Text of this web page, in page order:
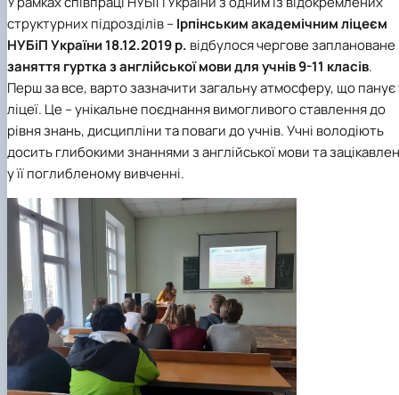
структурних підрозділів –Ірпінським академічним ліцеєм
НУБіП України 18.12.2019 р. відбулося чергове заплановане
заняття гуртка з англійської мови для учнів 9-11 класів.
Перш за все, варто зазначити загальну атмосферу, що панує
ліцеї. Це – унікальне поєднання вимогливого ставлення до
рівня знань, дисципліни та поваги до учнів. Учні володіють
досить глибокими знаннями з англійської мови та
у її поглибленому вивченні.